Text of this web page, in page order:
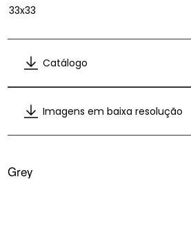
33x33
Catálogo
Imagens em baixa resolução
Imagens em baixa resolução
Grey